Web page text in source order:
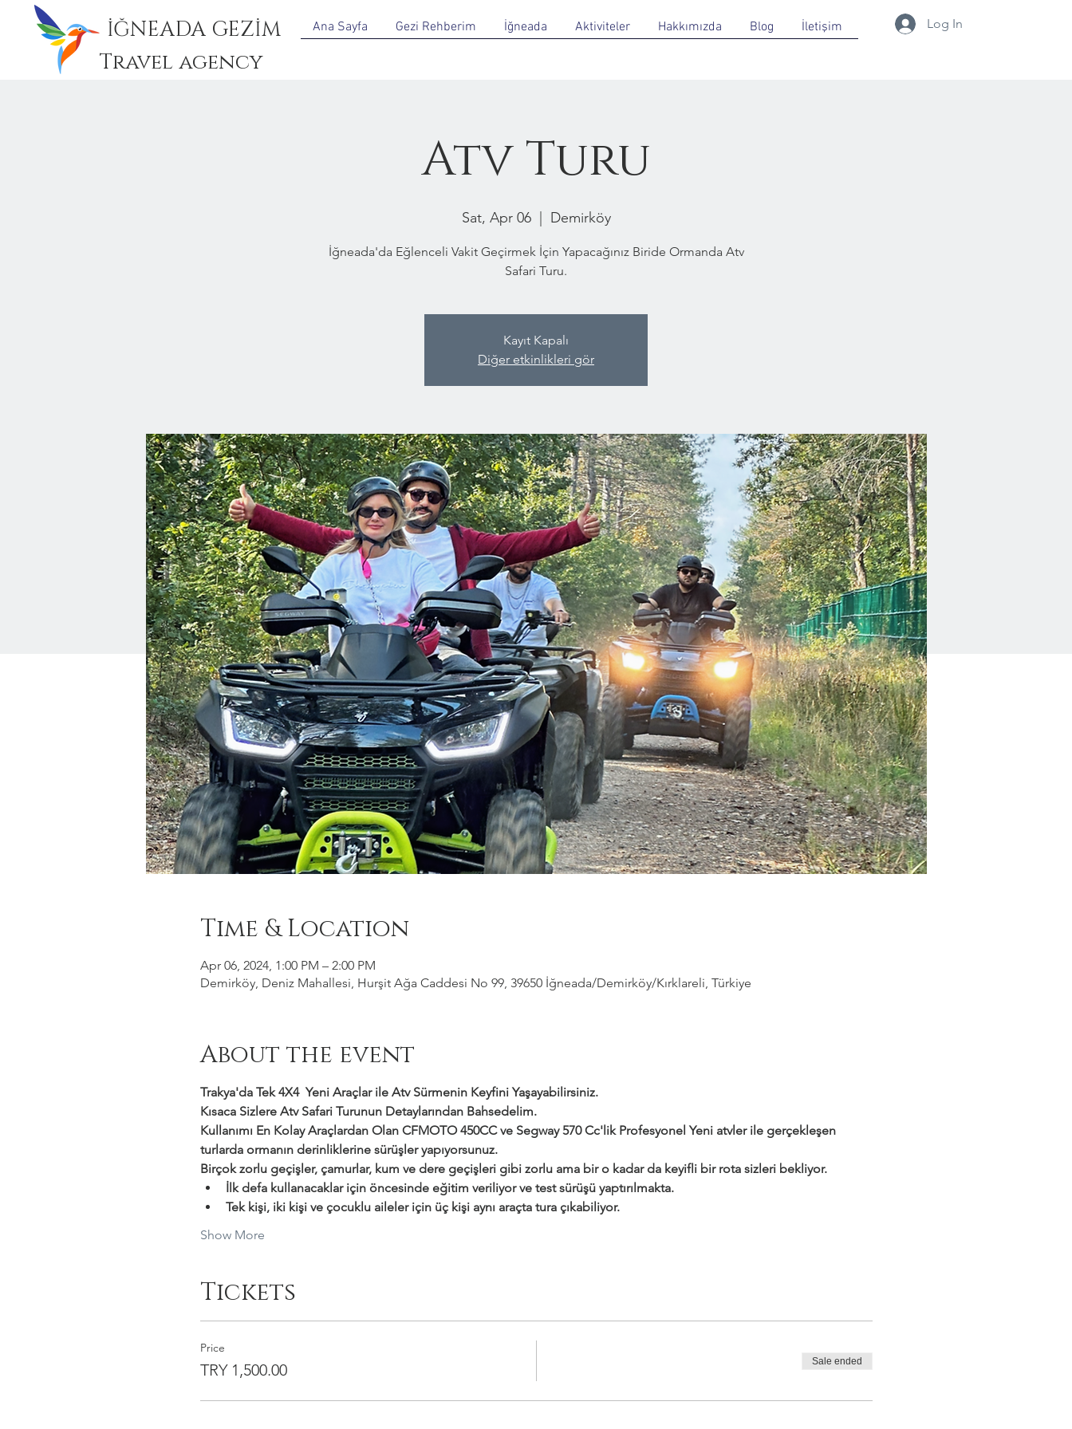
İĞNEADA GEZİM
Travel agency
Ana Sayfa Gezi Rehberim İğneada Aktiviteler Hakkımızda Blog İletişim Log In
Atv Turu
Sat, Apr 06
  |
Demirköy
İğneada'da Eğlenceli Vakit Geçirmek İçin Yapacağınız Biride Ormanda Atv
Safari Turu.
Kayıt Kapalı
Diğer etkinlikleri gör
Time & Location
Apr 06, 2024, 1:00 PM – 2:00 PM
Demirköy, Deniz Mahallesi, Hurşit Ağa Caddesi No 99, 39650 İğneada/Demirköy/Kırklareli, Türkiye
About the event
Trakya'da Tek 4X4  Yeni Araçlar ile Atv Sürmenin Keyfini Yaşayabilirsiniz.
Kısaca Sizlere Atv Safari Turunun Detaylarından Bahsedelim.
Kullanımı En Kolay Araçlardan Olan CFMOTO 450CC ve Segway 570 Cc'lik Profesyonel Yeni atvler ile gerçekleşen
turlarda ormanın derinliklerine sürüşler yapıyorsunuz.
Birçok zorlu geçişler, çamurlar, kum ve dere geçişleri gibi zorlu ama bir o kadar da keyifli bir rota sizleri bekliyor.
İlk defa kullanacaklar için öncesinde eğitim veriliyor ve test sürüşü yaptırılmakta.
Tek kişi, iki kişi ve çocuklu aileler için üç kişi aynı araçta tura çıkabiliyor.
Show More
Tickets
Price
TRY 1,500.00 Sale ended